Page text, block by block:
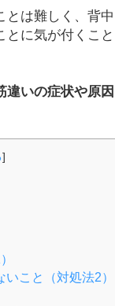
は難しく、背
とに気が付くこと
違いの症状や原
]
こと（対処法2）